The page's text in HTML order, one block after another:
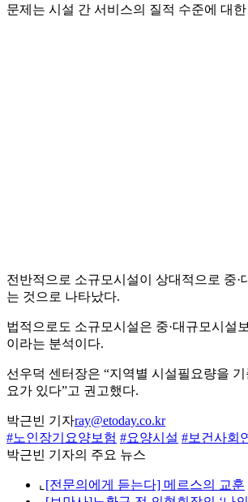
문제는 시설 간 서비스의 질적 수준에 대
전반적으로 소규모시설이 상대적으로 중
는 것으로 나타났다.
법적으로도 소규모시설은 중·대규모시설
이라는 분석이다.
선우덕 센터장은 “지역별 시설필요량을
요가 있다”고 권고했다.
박근빈 기자ray@etoday.co.kr
#노인장기요양보험 #요양시설 #보건사회
박근빈 기자의 주요 뉴스
⌞ [전문의에게 듣는다] 메르스의 교훈